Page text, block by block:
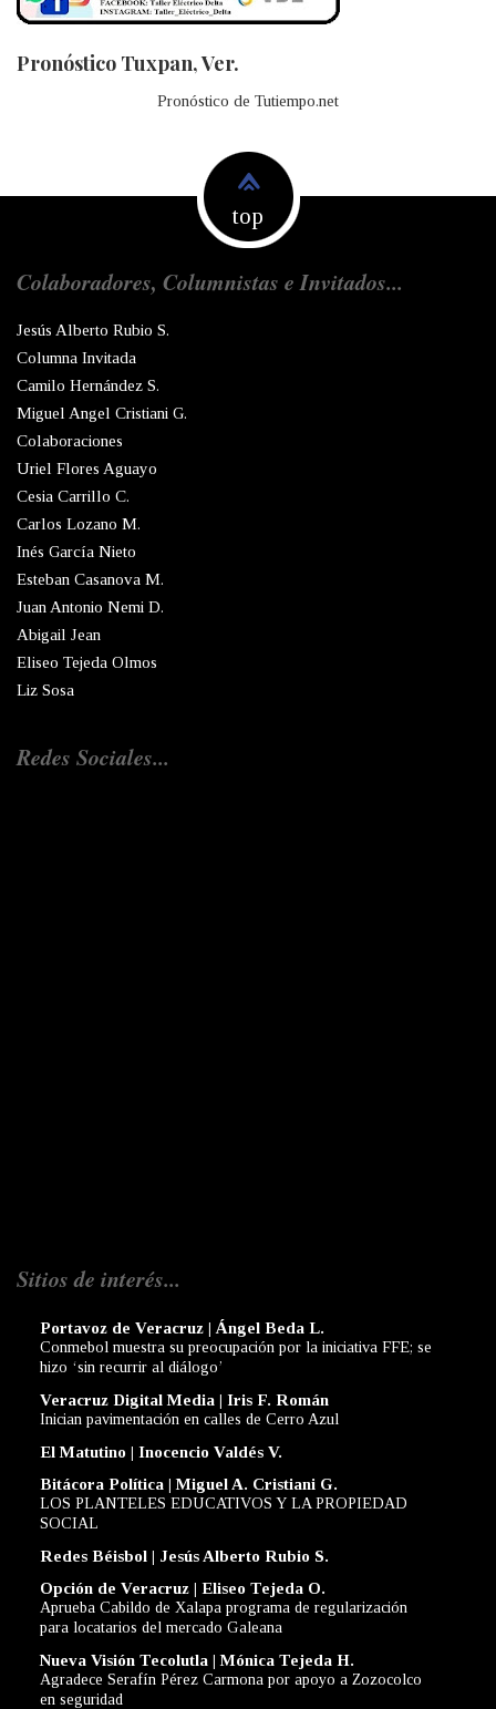
Pronóstico Tuxpan, Ver.
Pronóstico de Tutiempo.net
top
Colaboradores, Columnistas e Invitados...
Jesús Alberto Rubio S.
Columna Invitada
Camilo Hernández S.
Miguel Angel Cristiani G.
Colaboraciones
Uriel Flores Aguayo
Cesia Carrillo C.
Carlos Lozano M.
Inés García Nieto
Esteban Casanova M.
Juan Antonio Nemi D.
Abigail Jean
Eliseo Tejeda Olmos
Liz Sosa
Redes Sociales...
Sitios de interés...
Portavoz de Veracruz | Ángel Beda L.
Conmebol muestra su preocupación por la iniciativa FFE; se
hizo ‘sin recurrir al diálogo’
Veracruz Digital Media | Iris F. Román
Inician pavimentación en calles de Cerro Azul
El Matutino | Inocencio Valdés V.
Bitácora Política | Miguel A. Cristiani G.
LOS PLANTELES EDUCATIVOS Y LA PROPIEDAD
SOCIAL
Redes Béisbol | Jesús Alberto Rubio S.
Opción de Veracruz | Eliseo Tejeda O.
Aprueba Cabildo de Xalapa programa de regularización
para locatarios del mercado Galeana
Nueva Visión Tecolutla | Mónica Tejeda H.
Agradece Serafín Pérez Carmona por apoyo a Zozocolco
en seguridad